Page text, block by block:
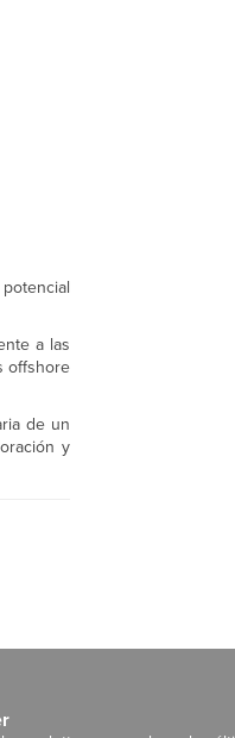
a las
offshore
de un
y